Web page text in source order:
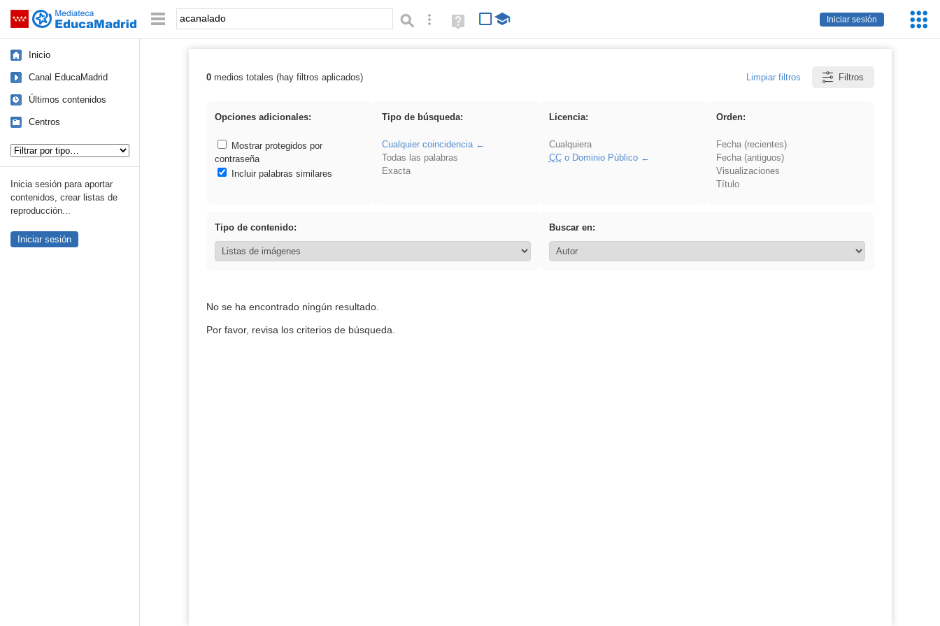
Saltar navegación
Iniciar sesión
Palabra o frase: Búsqueda avanzada
Ayuda
(en
Inicio
Canal EducaMadrid
Últimos contenidos
Centros
Inicia sesión para aportar
contenidos, crear listas de
reproducción...
Iniciar sesión
Resultados de: acanalado
0medios totales (hay filtros aplicados) Limpiar filtros Filtros
Opciones adicionales:
Mostrar protegidos por
contraseña
Incluir palabras similares
Tipo de búsqueda:
Cualquier coincidencia
Todas las palabras
Exacta
Licencia:
Cualquiera
CCo Dominio Público
Orden:
Fecha (recientes)
Fecha (antiguos)
Visualizaciones
Título
Tipo de contenido: Buscar en:
No se ha encontrado ningún resultado.
Por favor, revisa los criterios de búsqueda.